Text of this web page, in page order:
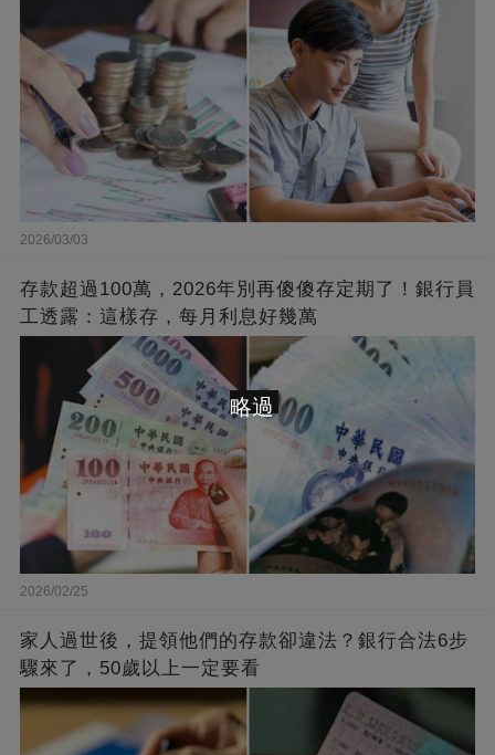
2026/03/03
存款超過100萬，2026年別再傻傻存定期了！銀行員
工透露：這樣存，每月利息好幾萬
2026/02/25
家人過世後，提領他們的存款卻違法？銀行合法6步
驟來了，50歲以上一定要看
略過